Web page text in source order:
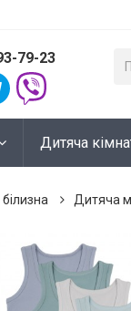
79-23
Дитяча
Дитяча